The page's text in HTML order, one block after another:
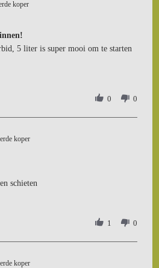
koper
5 liter is super mooi om te starten
0 0
koper
schieten
1 0
koper